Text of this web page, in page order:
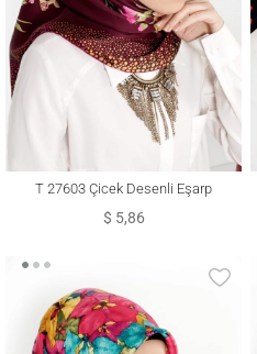
T 27603 Çicek Desenli Eşarp
$ 5,86